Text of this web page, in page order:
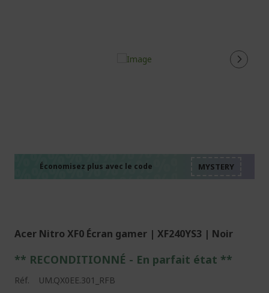
Économisez plus avec le code
Acer Nitro XF0 Écran gamer | XF240YS3 | Noir
** RECONDITIONNÉ - En parfait état **
Réf. UM.QX0EE.301_RFB